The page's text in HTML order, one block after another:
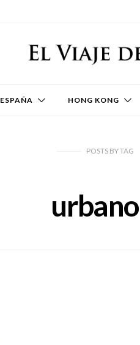
ESPAÑA HONG KONG
POSTS BYTAG
urbano